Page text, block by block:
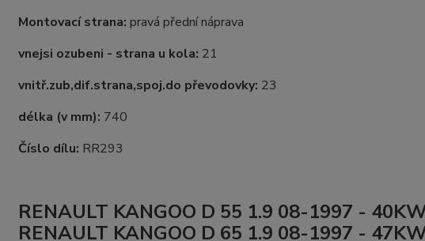
Montovací strana: pravá přední náprava
vnejsi ozubeni - strana u kola: 21
vnitř.zub,dif.strana,spoj.do převodovky: 23
délka (v mm): 740
Číslo dílu: RR293
RENAULT KANGOO D 55 1.9 08-1997 -
RENAULT KANGOO D 65 1.9 08-1997 -